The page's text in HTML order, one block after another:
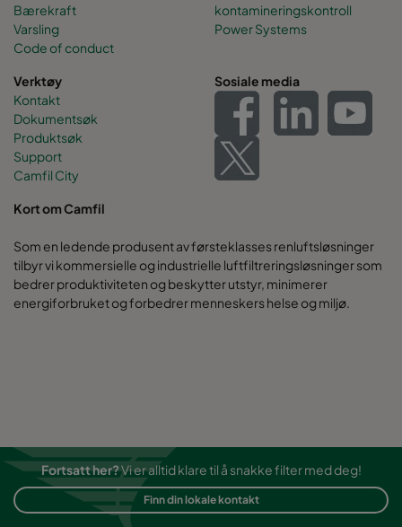
Bærekraft
Varsling
Code of conduct
kontamineringskontroll
Power Systems
Verktøy
Kontakt
Dokumentsøk
Produktsøk
Support
Camfil City
Sosiale media
Kort om Camfil
Som en ledende produsent av førsteklasses renluftsløsninger
tilbyr vi kommersielle og industrielle luftfiltreringsløsninger som
bedrer produktiviteten og beskytter utstyr, minimerer
energiforbruket og forbedrer menneskers helse og miljø.
Fortsatt her?Vi er alltid klare til å snakke filter med deg!
Finn din lokale kontakt